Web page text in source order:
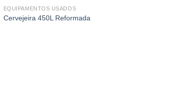
EQUIPAMENTOS USADOS
Cervejeira 450L Reformada